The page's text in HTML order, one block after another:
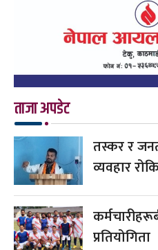
ताजा अपडेट
तस्कर र
व्यवहार
प्रतियोगिता